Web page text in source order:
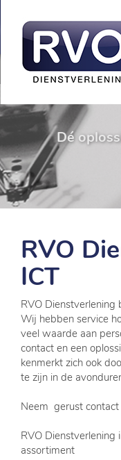
Dé
RVO
ICT
RVO Dienstverlening
Wij hebben service
veel waarde aan
contact en een
kenmerkt zich ook
te zijn in de
Neem gerust
RVO Dienstverlening
assortiment